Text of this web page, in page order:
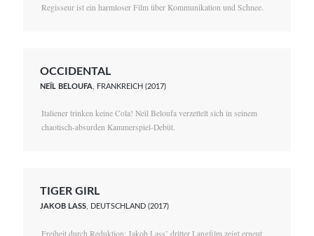
Regisseur ist ein harmloser Film über Kommunikation und Schnee.
OCCIDENTAL
NEÏL BELOUFA , FRANKREICH (2017)
Italiener trinken keine Cola! Neïl Beloufa verzettelt sich in seinem
chaotisch-absurden Kammerspiel-Debüt.
TIGER GIRL
JAKOB LASS, DEUTSCHLAND (2017)
Freiheit durch Reduktion: Jakob Lass’ dritter Langfilm zeigt erneut